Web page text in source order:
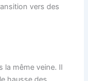
vers des
la même veine. Il